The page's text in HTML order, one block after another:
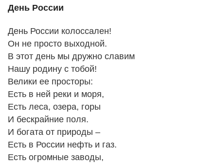
День России
День России колоссален!
Он не просто выходной.
В этот день мы дружно славим
Нашу родину с тобой!
Велики ее просторы:
Есть в ней реки и моря,
Есть леса, озера, горы
И бескрайние поля.
И богата от природы –
Есть в России нефть и газ.
Есть огромные заводы,